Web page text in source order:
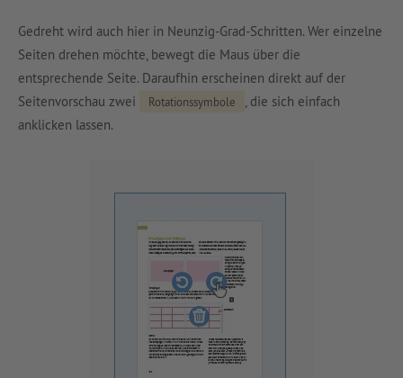
Gedreht wird auch hier in Neunzig-Grad-Schritten. Wer einzelne
Seiten drehen möchte, bewegt die Maus über die
entsprechende Seite. Daraufhin erscheinen direkt auf der
Seitenvorschau zwei
Rotationssymbole
, die sich einfach
anklicken lassen.